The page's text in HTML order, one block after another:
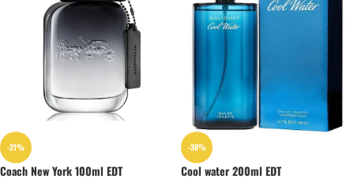
-21%
Coach New York 100ml EDT
-38%
Cool water 200ml EDT